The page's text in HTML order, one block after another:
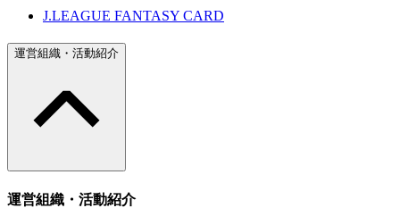
J.LEAGUE FANTASY CARD
運営組織・活動紹介
運営組織・活動紹介